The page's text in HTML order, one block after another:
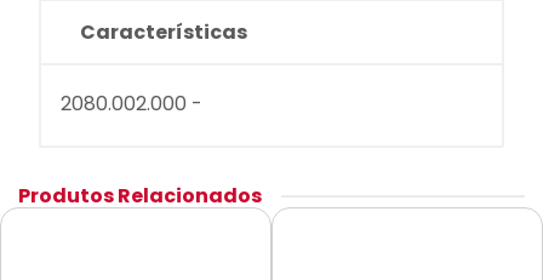
Características
2080.002.000 -
Produtos Relacionados